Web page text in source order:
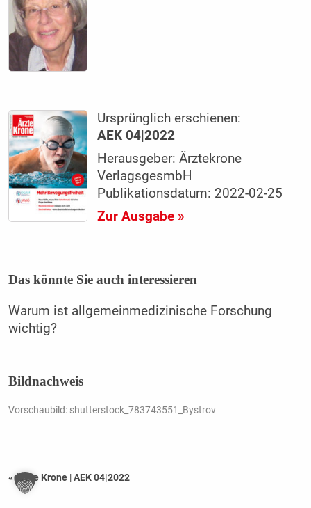
Ursprünglich erschienen:
AEK 04|2022
Herausgeber: Ärztekrone
VerlagsgesmbH
Publikationsdatum: 2022-02-25
Zur Ausgabe »
Das könnte Sie auch interessieren
Warum ist allgemeinmedizinische Forschung
wichtig?
Bildnachweis
Vorschaubild: shutterstock_783743551_Bystrov
« Ärzte Krone |AEK 04|2022